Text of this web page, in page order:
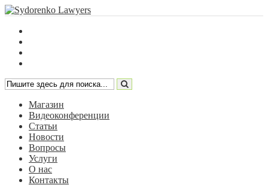
Магазин
Видеоконференции
Статьи
Новости
Вопросы
Услуги
О нас
Контакты